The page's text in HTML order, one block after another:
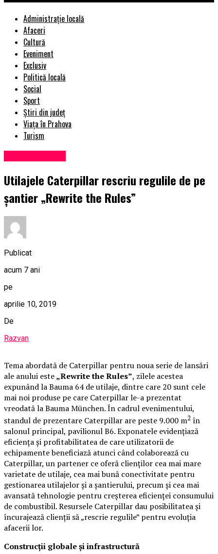
Administrație locală
Afaceri
Cultură
Eveniment
Exclusiv
Politică locală
Social
Sport
Știri din județ
Viața în Prahova
Turism
Utilajele Caterpillar rescriu regulile de pe
șantier „Rewrite the Rules”
Publicat
acum 7 ani
pe
aprilie 10, 2019
De
Razvan
Tema abordată de Caterpillar pentru noua serie de lansări
ale anului este„Rewrite the Rules”, zilele acestea
expunând la Bauma 64 de utilaje, dintre care 20 sunt cele
mai noi produse pe care Caterpillar le-a prezentat
vreodată la Bauma München. În cadrul evenimentului,
standul de prezentare Caterpillar are peste 9.000 m2 în
salonul principal, pavilionul B6. Exponatele evidențiază
eficiența și profitabilitatea de care utilizatorii de
echipamente beneficiază atunci când colaborează cu
Caterpillar, un partener ce oferă clienților cea mai mare
varietate de utilaje, cea mai bună conectivitate pentru
gestionarea utilajelor și a șantierului, precum și cea mai
avansată tehnologie pentru creșterea eficienței consumului
de combustibil. Resursele Caterpillar dau posibilitatea și
încurajează clienții să „rescrie regulile” pentru evoluția
afacerii lor.
Construcții globale și infrastructură